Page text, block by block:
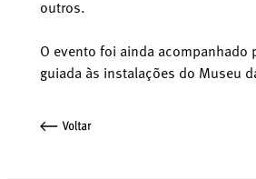
outros.
O evento foi ainda acompanhado
guiada às instalações do Museu